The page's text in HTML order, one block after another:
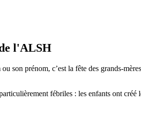
l'ALSH
son prénom, c’est la fête des grands-
fébriles : les enfants ont